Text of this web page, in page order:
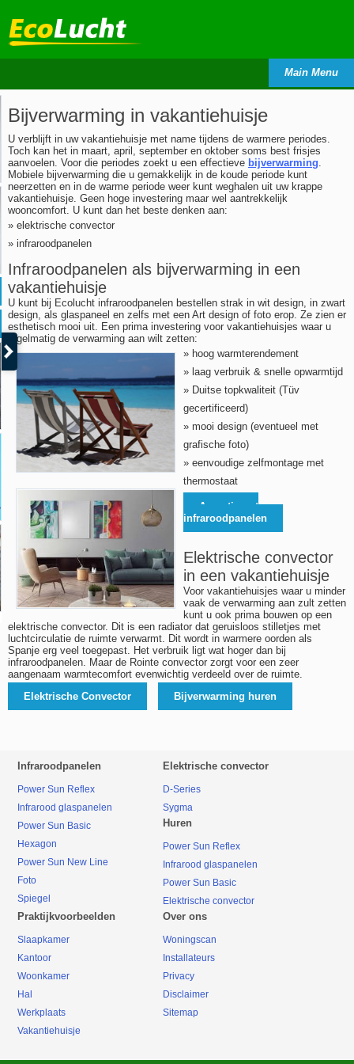
Main Menu
Bijverwarming in vakantiehuisje
U verblijft in uw vakantiehuisje met name tijdens de warmere periodes.
Toch kan het in maart, april, september en oktober soms best frisjes
aanvoelen. Voor die periodes zoekt u een effectieve bijverwarming.
Mobiele bijverwarming die u gemakkelijk in de koude periode kunt
neerzetten en in de warme periode weer kunt weghalen uit uw krappe
vakantiehuisje. Geen hoge investering maar wel aantrekkelijk
wooncomfort. U kunt dan het beste denken aan:
» elektrische convector
» infraroodpanelen
Infraroodpanelen als bijverwarming in een
vakantiehuisje
U kunt bij Ecolucht infraroodpanelen bestellen strak in wit design, in zwart
design, als glaspaneel en zelfs met een Art design of foto erop. Ze zien er
esthetisch mooi uit. Een prima investering voor vakantiehuisjes waar u
regelmatig de verwarming aan wilt zetten:
» hoog warmterendement
» laag verbruik & snelle opwarmtijd
» Duitse topkwaliteit (Tüv
gecertificeerd)
» mooi design (eventueel met
grafische foto)
» eenvoudige zelfmontage met
thermostaat
Assortiment
infraroodpanelen
Elektrische convector
in een vakantiehuisje
Voor vakantiehuisjes waar u minder
vaak de verwarming aan zult zetten
kunt u ook prima bouwen op een
elektrische convector. Dit is een radiator dat geruisloos stilletjes met
luchtcirculatie de ruimte verwarmt. Dit wordt in warmere oorden als
Spanje erg veel toegepast. Het verbruik ligt wat hoger dan bij
infraroodpanelen. Maar de Rointe convector zorgt voor een zeer
aangenaam warmtecomfort evenwichtig verdeeld over de ruimte.
Elektrische Convector
Bijverwarming huren
Infraroodpanelen
Power Sun Reflex
Infrarood glaspanelen
Power Sun Basic
Hexagon
Power Sun New Line
Foto
Spiegel
Elektrische convector
D-Series
Sygma
Huren
Power Sun Reflex
Infrarood glaspanelen
Power Sun Basic
Elektrische convector
Praktijkvoorbeelden
Slaapkamer
Kantoor
Woonkamer
Hal
Werkplaats
Vakantiehuisje
Over ons
Woningscan
Installateurs
Privacy
Disclaimer
Sitemap